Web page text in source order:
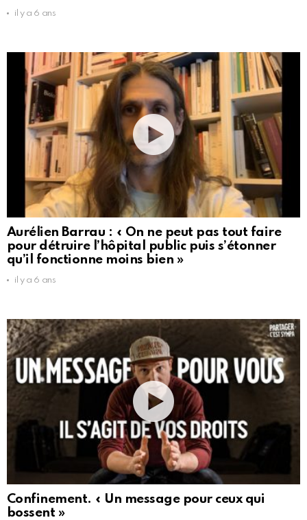
il y a 6 ans
Aurélien Barrau : « On ne peut pas tout faire
pour détruire l’hôpital public puis s’étonner
qu’il fonctionne moins bien »
il y a 6 ans
Confinement. « Un message pour ceux qui
bossent »